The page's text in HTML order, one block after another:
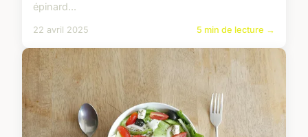
épinard...
22 avril 2025 5 min de lecture →